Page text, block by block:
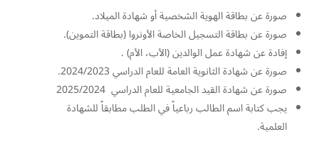
صورة عن بطاقة الهوية الشخصية أو شهادة الميلاد.
صورة عن بطاقة التسجيل الخاصة الأونروا (بطاقة التموين).
إفادة عن شهادة عمل الوالدين (الأب، الأم) .
صورة عن شهادة الثانوية العامة للعام الدراسي 2024/2023.
صورة عن شهادة القيد الجامعية للعام الدراسي 2025/2024
يجب كتابة اسم الطالب رباعياً في الطلب مطابقاً للشهادة
العلمية.